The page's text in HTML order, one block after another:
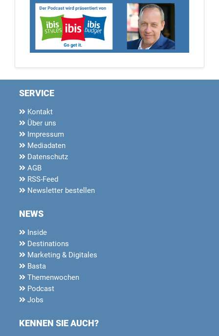
SERVICE
Kontakt
Über uns
Impressum
Mediadaten
Datenschutz
AGB
RSS-Feed
Newsletter bestellen
NEWS
Inside
Destinations
Marketing & Digitales
Basta
Themenwochen
Podcast
Jobs
KENNEN SIE AUCH?